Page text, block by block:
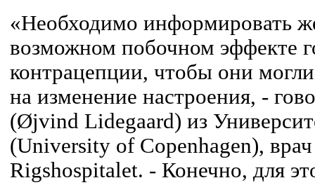
«Необходимо информировать
возможном побочном эффекте
контрацепции, чтобы они могли
на изменение настроения, -
(Øjvind Lidegaard) из
(University of Copenhagen),
Rigshospitalet. - Конечно, для